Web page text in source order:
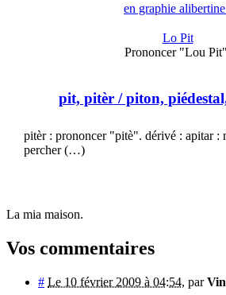
en graphie
Lo Pit
Prononcer "Lou
pit, pitèr/ piton,
pitèr : prononcer "pitè". dérivé : apitar :
percher (…)
La mia maison.
Vos commentaires
# Le 10 février 2009 à 04:54, par